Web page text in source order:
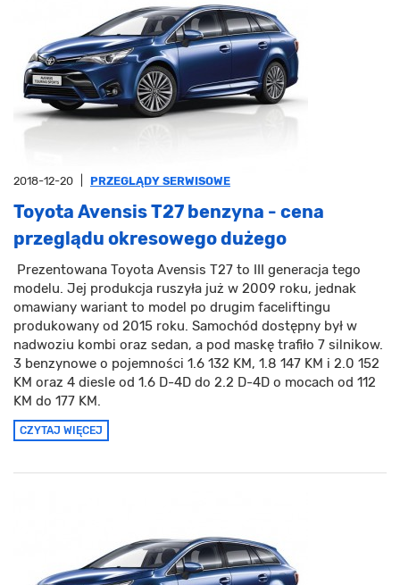
2018-12-20 PRZEGLĄDY SERWISOWE
Toyota Avensis T27 benzyna - cena
przeglądu okresowego dużego
Prezentowana Toyota Avensis T27 to III generacja tego
modelu. Jej produkcja ruszyła już w 2009 roku, jednak
omawiany wariant to model po drugim faceliftingu
produkowany od 2015 roku. Samochód dostępny był w
nadwoziu kombi oraz sedan, a pod maskę trafiło 7 silnikow.
3 benzynowe o pojemności 1.6 132 KM, 1.8 147 KM i 2.0 152
KM oraz 4 diesle od 1.6 D-4D do 2.2 D-4D o mocach od 112
KM do 177 KM.
CZYTAJ WIĘCEJ